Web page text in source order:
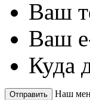
Ваш
Ваш
Куда
Наш